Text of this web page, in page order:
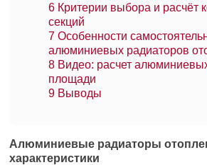
6 Критерии выбора и расчёт
секций
7 Особенности
алюминиевых радиаторов
8 Видео: расчет
площади
9 Выводы
Алюминиевые радиаторы
характеристики